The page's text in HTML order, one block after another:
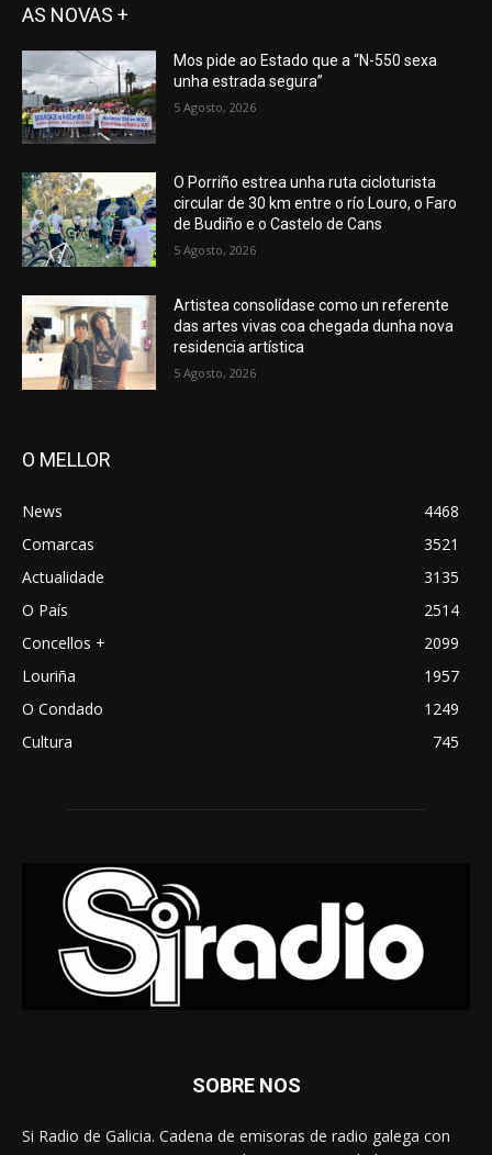
AS NOVAS +
Mos pide ao Estado que a “N-550 sexa
unha estrada segura”
5 Agosto, 2026
O Porriño estrea unha ruta cicloturista
circular de 30 km entre o río Louro, o Faro
de Budiño e o Castelo de Cans
5 Agosto, 2026
Artistea consolídase como un referente
das artes vivas coa chegada dunha nova
residencia artística
5 Agosto, 2026
O MELLOR
News
4468
Comarcas
3521
Actualidade
3135
O País
2514
Concellos +
2099
Louriña
1957
O Condado
1249
Cultura
745
SOBRE NOS
Si Radio de Galicia. Cadena de emisoras de radio galega con